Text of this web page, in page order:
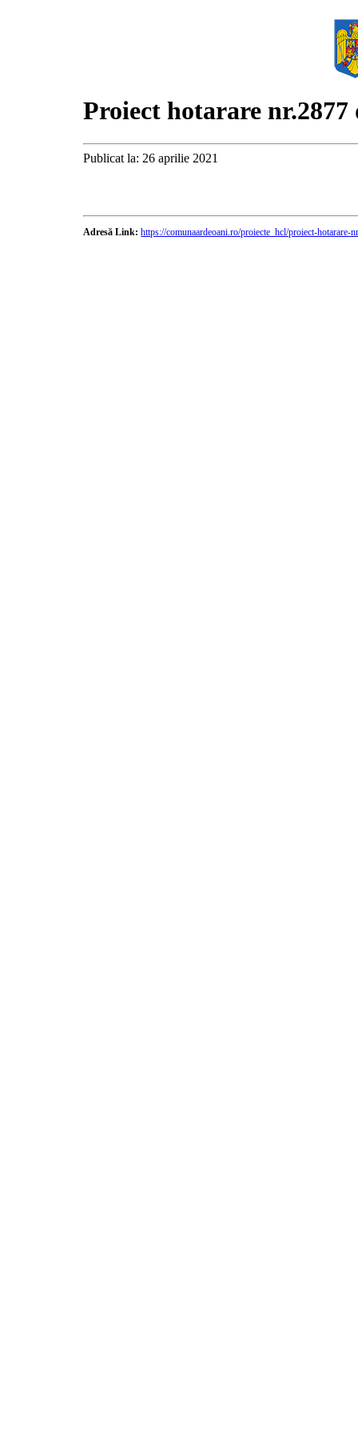
Proiect hotarare nr.2877
Publicat la: 26 aprilie 2021
Adresă Link: https://comunaardeoani.ro/proiecte_hcl/proiect-